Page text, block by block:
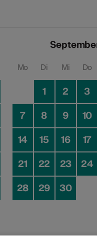
Mo Di Mi Do
1 2 3
7 8 9 10
14 15 16 17
21 22 23 24
28 29 30